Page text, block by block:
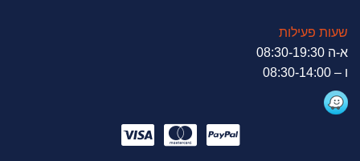
שעות פעילות
א-ה 08:30-19:30
ו – 08:30-14:00